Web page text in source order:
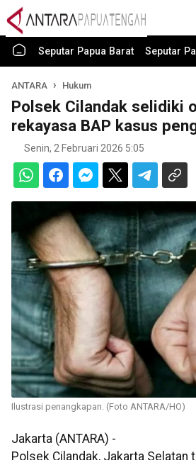
Seputar Papua Barat Seputar
ANTARA Hukum
Polsek Cilandak selidiki
rekayasa BAP kasus
Senin, 2 Februari 2026 5:05
Ilustrasi penangkapan. (Foto ANTARA/HO)
Jakarta (ANTARA) -
Polsek Cilandak, Jakarta Selatan